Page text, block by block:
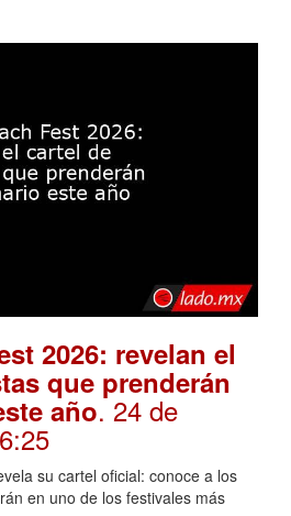
2026: revelan el
que prenderán
año. 24 de
su cartel oficial: conoce a los
en uno de los festivales más